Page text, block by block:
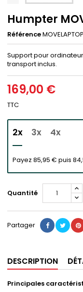
Humpter
Référence
Support pour ordinateur
transport inclus.
169,00 €
TTC
2x 3x 4x
Payez 85,95 € puis
Quantité
Partager
DESCRIPTION
Principales